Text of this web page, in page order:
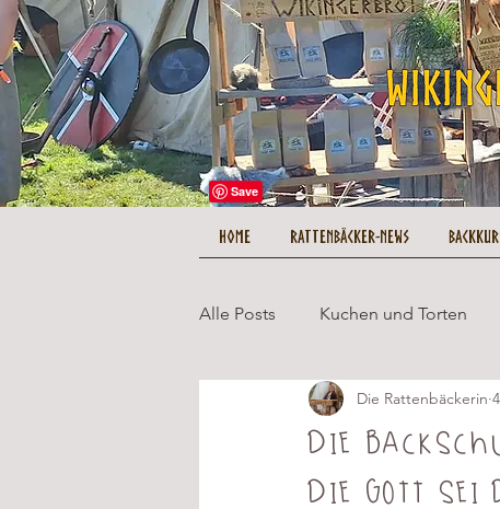
Alle Posts Kuchen und Torten
Herzhaftes und Hauptgerichte
Tipps und Tricks
Die
die Gott
Die Rattenbäckerin
HOME Rattenbäcker-News